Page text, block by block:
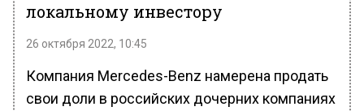
локальному инвестору
26 октября 2022, 10:45
Компания Mercedes-Benz намерена продать
свои доли в российских дочерних компаниях